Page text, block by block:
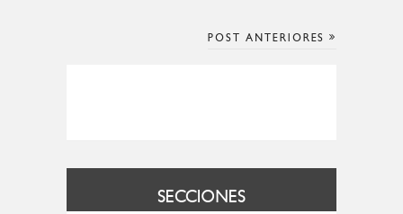
POST ANTERIORES
SECCIONES